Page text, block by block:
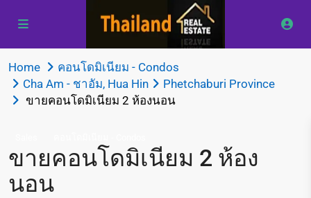
Home
คอนโดมิเนียม - Condos
Cha Am - ชาอัม, Hua Hin
Phetchaburi Province
ขายคอนโดมิเนียม 2 ห้องนอน
ขายคอนโดมิเนียม 2 ห้อง
นอน